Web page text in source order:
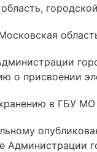
о присвоении
в ГБУ